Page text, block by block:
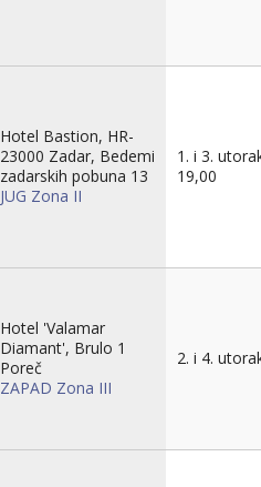
Hotel Bastion, HR-
23000 Zadar, Bedemi
zadarskih pobuna 13
JUG Zona II
1. i 3.
19,00
Hotel 'Valamar
Diamant', Brulo 1
Poreč
ZAPAD Zona III
2. i 4.